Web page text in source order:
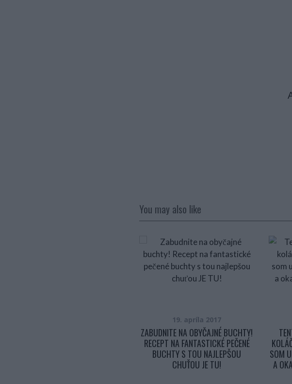
You may also like
19. apríla 2017
ZABUDNITE NA OBYČAJNÉ BUCHTY!
RECEPT NA FANTASTICKÉ PEČENÉ
BUCHTY S TOU NAJLEPŠOU
CHUŤOU JE TU!
SOM
A